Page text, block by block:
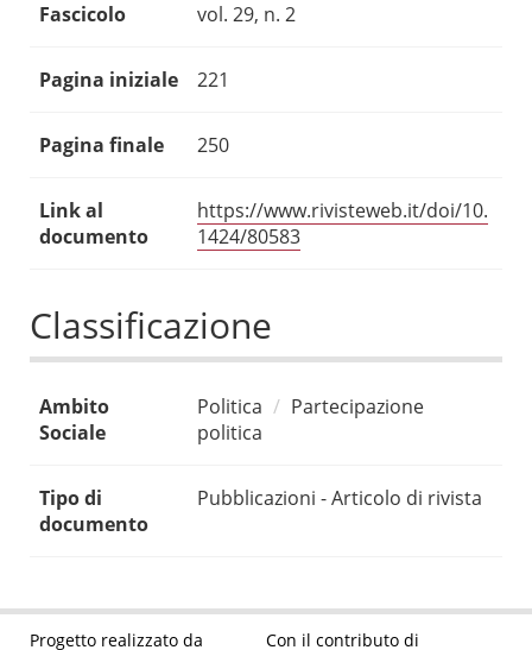
Fascicolo vol. 29, n. 2
Pagina iniziale 221
Pagina finale 250
Link al
documento
https://www.rivisteweb.it/doi/10.
1424/80583
Classificazione
Ambito
Sociale
Politica
Partecipazione
politica
Tipo di
documento
Pubblicazioni - Articolo di rivista
Progetto realizzato da Con il contributo di